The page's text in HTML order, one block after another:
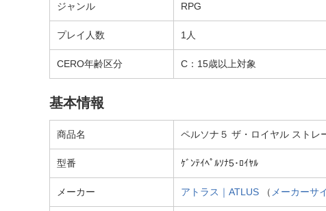
ジャンル RPG
プレイ人数 1人
CERO年齢区分 C：15歳以上対象
基本情報
商品名 ペルソナ５ ザ・ロイヤル ストレ
型番 ｹﾞﾝﾃｲﾍﾟﾙｿﾅ5･ﾛｲﾔﾙ
メーカー アトラス｜ATLUS （ メーカーサ